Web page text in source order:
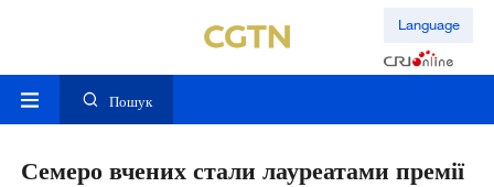
Language
Пошук
Семеро вчених стали лауреатами премії